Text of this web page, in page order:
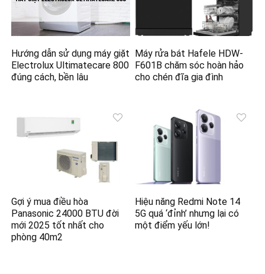
Hướng dẫn sử dụng máy giặt
Electrolux Ultimatecare 800
đúng cách, bền lâu
Máy rửa bát Hafele HDW-
F601B chăm sóc hoàn hảo
cho chén đĩa gia đình
Gợi ý mua điều hòa
Panasonic 24000 BTU đời
mới 2025 tốt nhất cho
phòng 40m2
Hiệu năng Redmi Note 14
5G quá ‘đỉnh’ nhưng lại có
một điểm yếu lớn!